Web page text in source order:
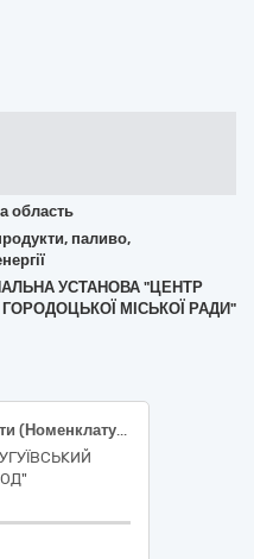
область
паливо,
УСТАНОВА "ЦЕНТР
МІСЬКОЇ РАДИ"
09130000-9 Нафта і дистиляти (Номенклатура 09131000-6 Авіаційний гас) (паливо ТС-1 або паливо Jet А-1)